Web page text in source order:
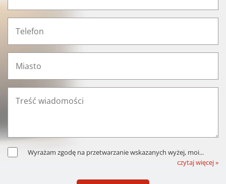
Wyrażam zgodę na przetwarzanie wskazanych wyżej, moi...
czytaj więcej »